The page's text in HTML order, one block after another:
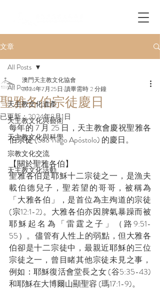
文章
All Posts
天主教文化遺產
天主教文化與藝術
天主教文化與科學
宗教文化交流
天主教文化活動
All Posts
聖雅各伯宗徒慶日
澳門天主教文化協會
2024年7月25日 讀畢需時 2 分鐘
已更新：2024年8月1日
每年的 7 月 25 日，天主教會慶祝聖雅各
伯宗徒 (São Tiago Apóstolo) 的慶日。
【關於聖雅各伯】
聖雅各伯是耶穌十二宗徒之一，是漁夫
載伯德兒子，聖若望的哥哥，被稱為
「大雅各伯」，是首位為主殉道的宗徒
(宗12:1-2)。大雅各伯亦因脾氣暴躁而被
耶穌起名為「雷霆之子」（路9:51-
55）。儘管有人性上的弱點，但大雅各
伯卻是十二宗徒中，最親近耶穌的三位
宗徒之一，曾目睹其他宗徒未見之事，
例如：耶穌復活會堂長之女 (谷5:35-43)
和耶穌在大博爾山顯聖容 (瑪17:1-9)。